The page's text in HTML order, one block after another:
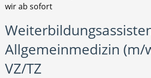
wir ab sofort
Allgemeinmedizin (m/
VZ/TZ